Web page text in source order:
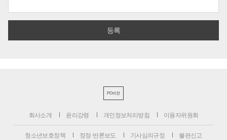
PC버전
회사소개 윤리강령 개인정보처리방침 이용자위원회
청소년보호정책 정정·반론보도 기사심의규정 불편신고